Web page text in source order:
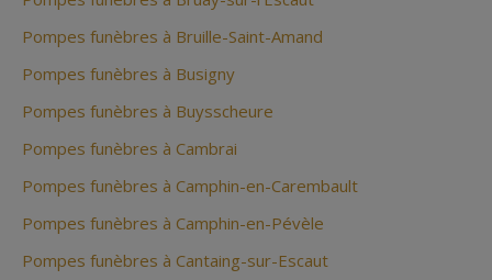
Pompes funèbres à Bruille-Saint-Amand
Pompes funèbres à Busigny
Pompes funèbres à Buysscheure
Pompes funèbres à Cambrai
Pompes funèbres à Camphin-en-Carembault
Pompes funèbres à Camphin-en-Pévèle
Pompes funèbres à Cantaing-sur-Escaut